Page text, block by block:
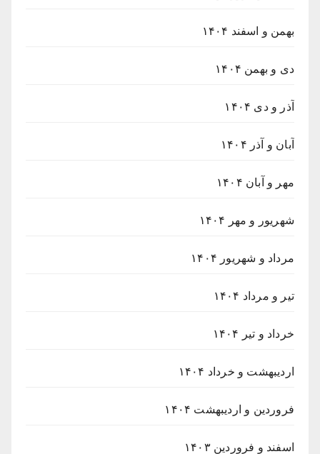
بهمن و اسفند ۱۴۰۴
دی و بهمن ۱۴۰۴
آذر و دی ۱۴۰۴
آبان و آذر ۱۴۰۴
مهر و آبان ۱۴۰۴
شهریور و مهر ۱۴۰۴
مرداد و شهریور ۱۴۰۴
تیر و مرداد ۱۴۰۴
خرداد و تیر ۱۴۰۴
اردیبهشت و خرداد ۱۴۰۴
فروردین و اردیبهشت ۱۴۰۴
اسفند و فروردین ۱۴۰۳